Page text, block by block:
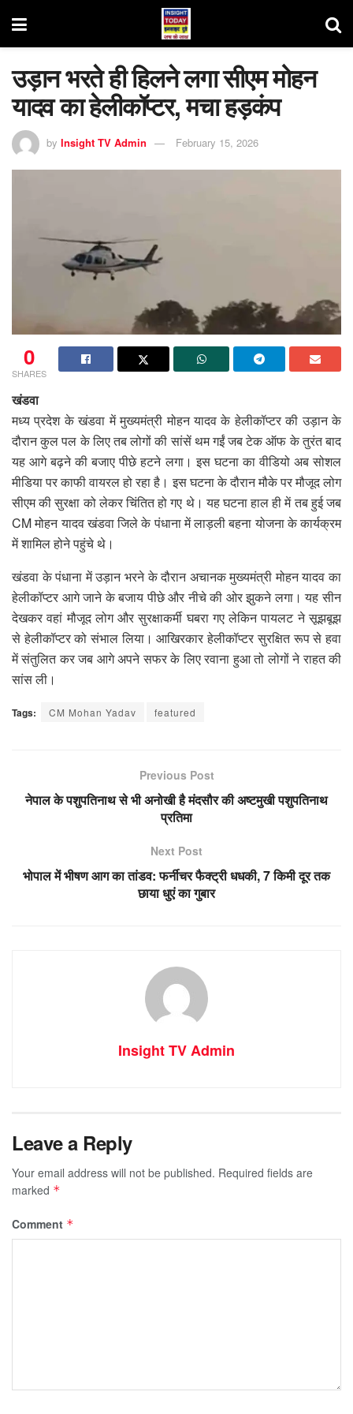
उड़ान भरते ही हिलने लगा सीएम मोहन
यादव का हेलीकॉप्टर, मचा हड़कंप
by Insight TV Admin February 15, 2026
0
SHARES
खंडवा
मध्य प्रदेश के खंडवा में मुख्यमंत्री मोहन यादव के हेलीकॉप्टर की उड़ान के
दौरान कुल पल के लिए तब लोगों की सांसें थम गईं जब टेक ऑफ के तुरंत बाद
यह आगे बढ़ने की बजाए पीछे हटने लगा। इस घटना का वीडियो अब सोशल
मीडिया पर काफी वायरल हो रहा है। इस घटना के दौरान मौके पर मौजूद लोग
सीएम की सुरक्षा को लेकर चिंतित हो गए थे। यह घटना हाल ही में तब हुई जब
CM मोहन यादव खंडवा जिले के पंधाना में लाड़ली बहना योजना के कार्यक्रम
में शामिल होने पहुंचे थे।
खंडवा के पंधाना में उड़ान भरने के दौरान अचानक मुख्यमंत्री मोहन यादव का
हेलीकॉप्टर आगे जाने के बजाय पीछे और नीचे की ओर झुकने लगा। यह सीन
देखकर वहां मौजूद लोग और सुरक्षाकर्मी घबरा गए लेकिन पायलट ने सूझबूझ
से हेलीकॉप्टर को संभाल लिया। आखिरकार हेलीकॉप्टर सुरक्षित रूप से हवा
में संतुलित कर जब आगे अपने सफर के लिए रवाना हुआ तो लोगों ने राहत की
सांस ली।
Tags: CM Mohan Yadav featured
Previous Post
नेपाल के पशुपतिनाथ से भी अनोखी है मंदसौर की अष्टमुखी पशुपतिनाथ
प्रतिमा
Next Post
भोपाल में भीषण आग का तांडव: फर्नीचर फैक्ट्री धधकी, 7 किमी दूर तक
छाया धुएं का गुबार
Insight TV Admin
Leave a Reply
Your email address will not be published. Required fields are
marked *
Comment *